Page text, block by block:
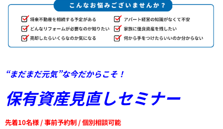
“まだまだ元気”な今だからこそ！
保有資産見直しセミナー
先着10名様 / 事前予約制 / 個別相談可能